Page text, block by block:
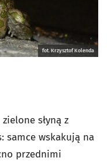
fot. Krzysztof Kolenda
słyną z
samce wskakują na
przednimi